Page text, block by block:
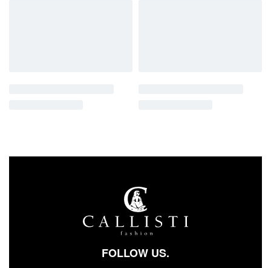
FOLLOW US.